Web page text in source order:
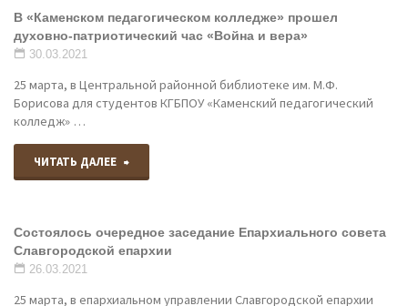
«Жизнь
твоих
руках»"
епископ
принял
в
Архиерейского
В «Каменском педагогическом колледже» прошел
духовно-патриотический час «Война и вера»
30.03.2021
25 марта, в Центральной районной библиотеке им. М.Ф.
Борисова для студентов КГБПОУ «Каменский педагогический
колледж» …
ЧИТАТЬ ДАЛЕЕ "В
педагогическом
Состоялось очередное заседание Епархиального совета
Славгородской епархии
26.03.2021
25 марта, в епархиальном управлении Славгородской епархии